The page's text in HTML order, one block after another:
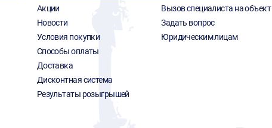
Акции
Новости
Условия покупки
Способы оплаты
Доставка
Дисконтная система
Результаты розыгрышей
Вызов специалиста на объект
Задать вопрос
Юридическим лицам